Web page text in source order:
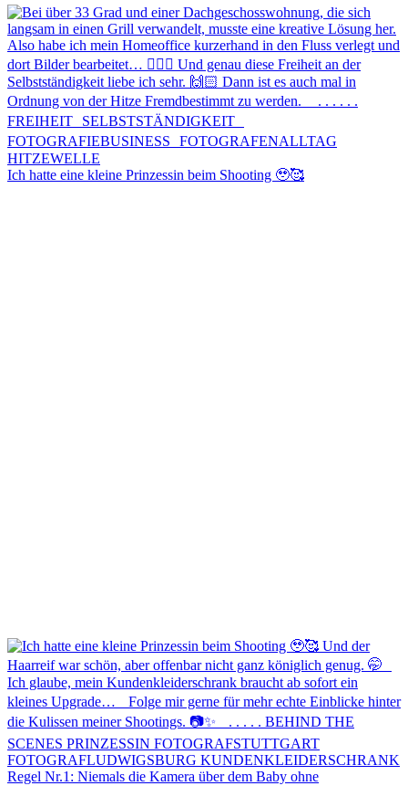
Ich hatte eine kleine Prinzessin beim Shooting 🥹🥰
Regel Nr.1: Niemals die Kamera über dem Baby ohne